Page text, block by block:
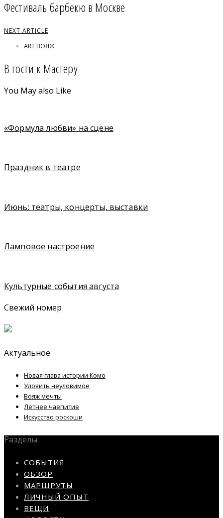
Фестиваль барбекю в Москве
NEXT ARTICLE
ART ВОЯЖ
В гости к Мастеру
You May also Like
«Формула любви» на сцене
Праздник в театре
Июнь: театры, концерты, выставки
Ламповое настроение
Культурные события августа
Свежий номер
Актуальное
Новая глава истории Комо
Уловить неуловимое
Вояж мечты
Летнее чаепитие
Искусство роскоши
Разделы
СОБЫТИЯ
ОБЗОР
МАРШРУТЫ
ЛИЧНЫЙ ОПЫТ
ВЕЩИ